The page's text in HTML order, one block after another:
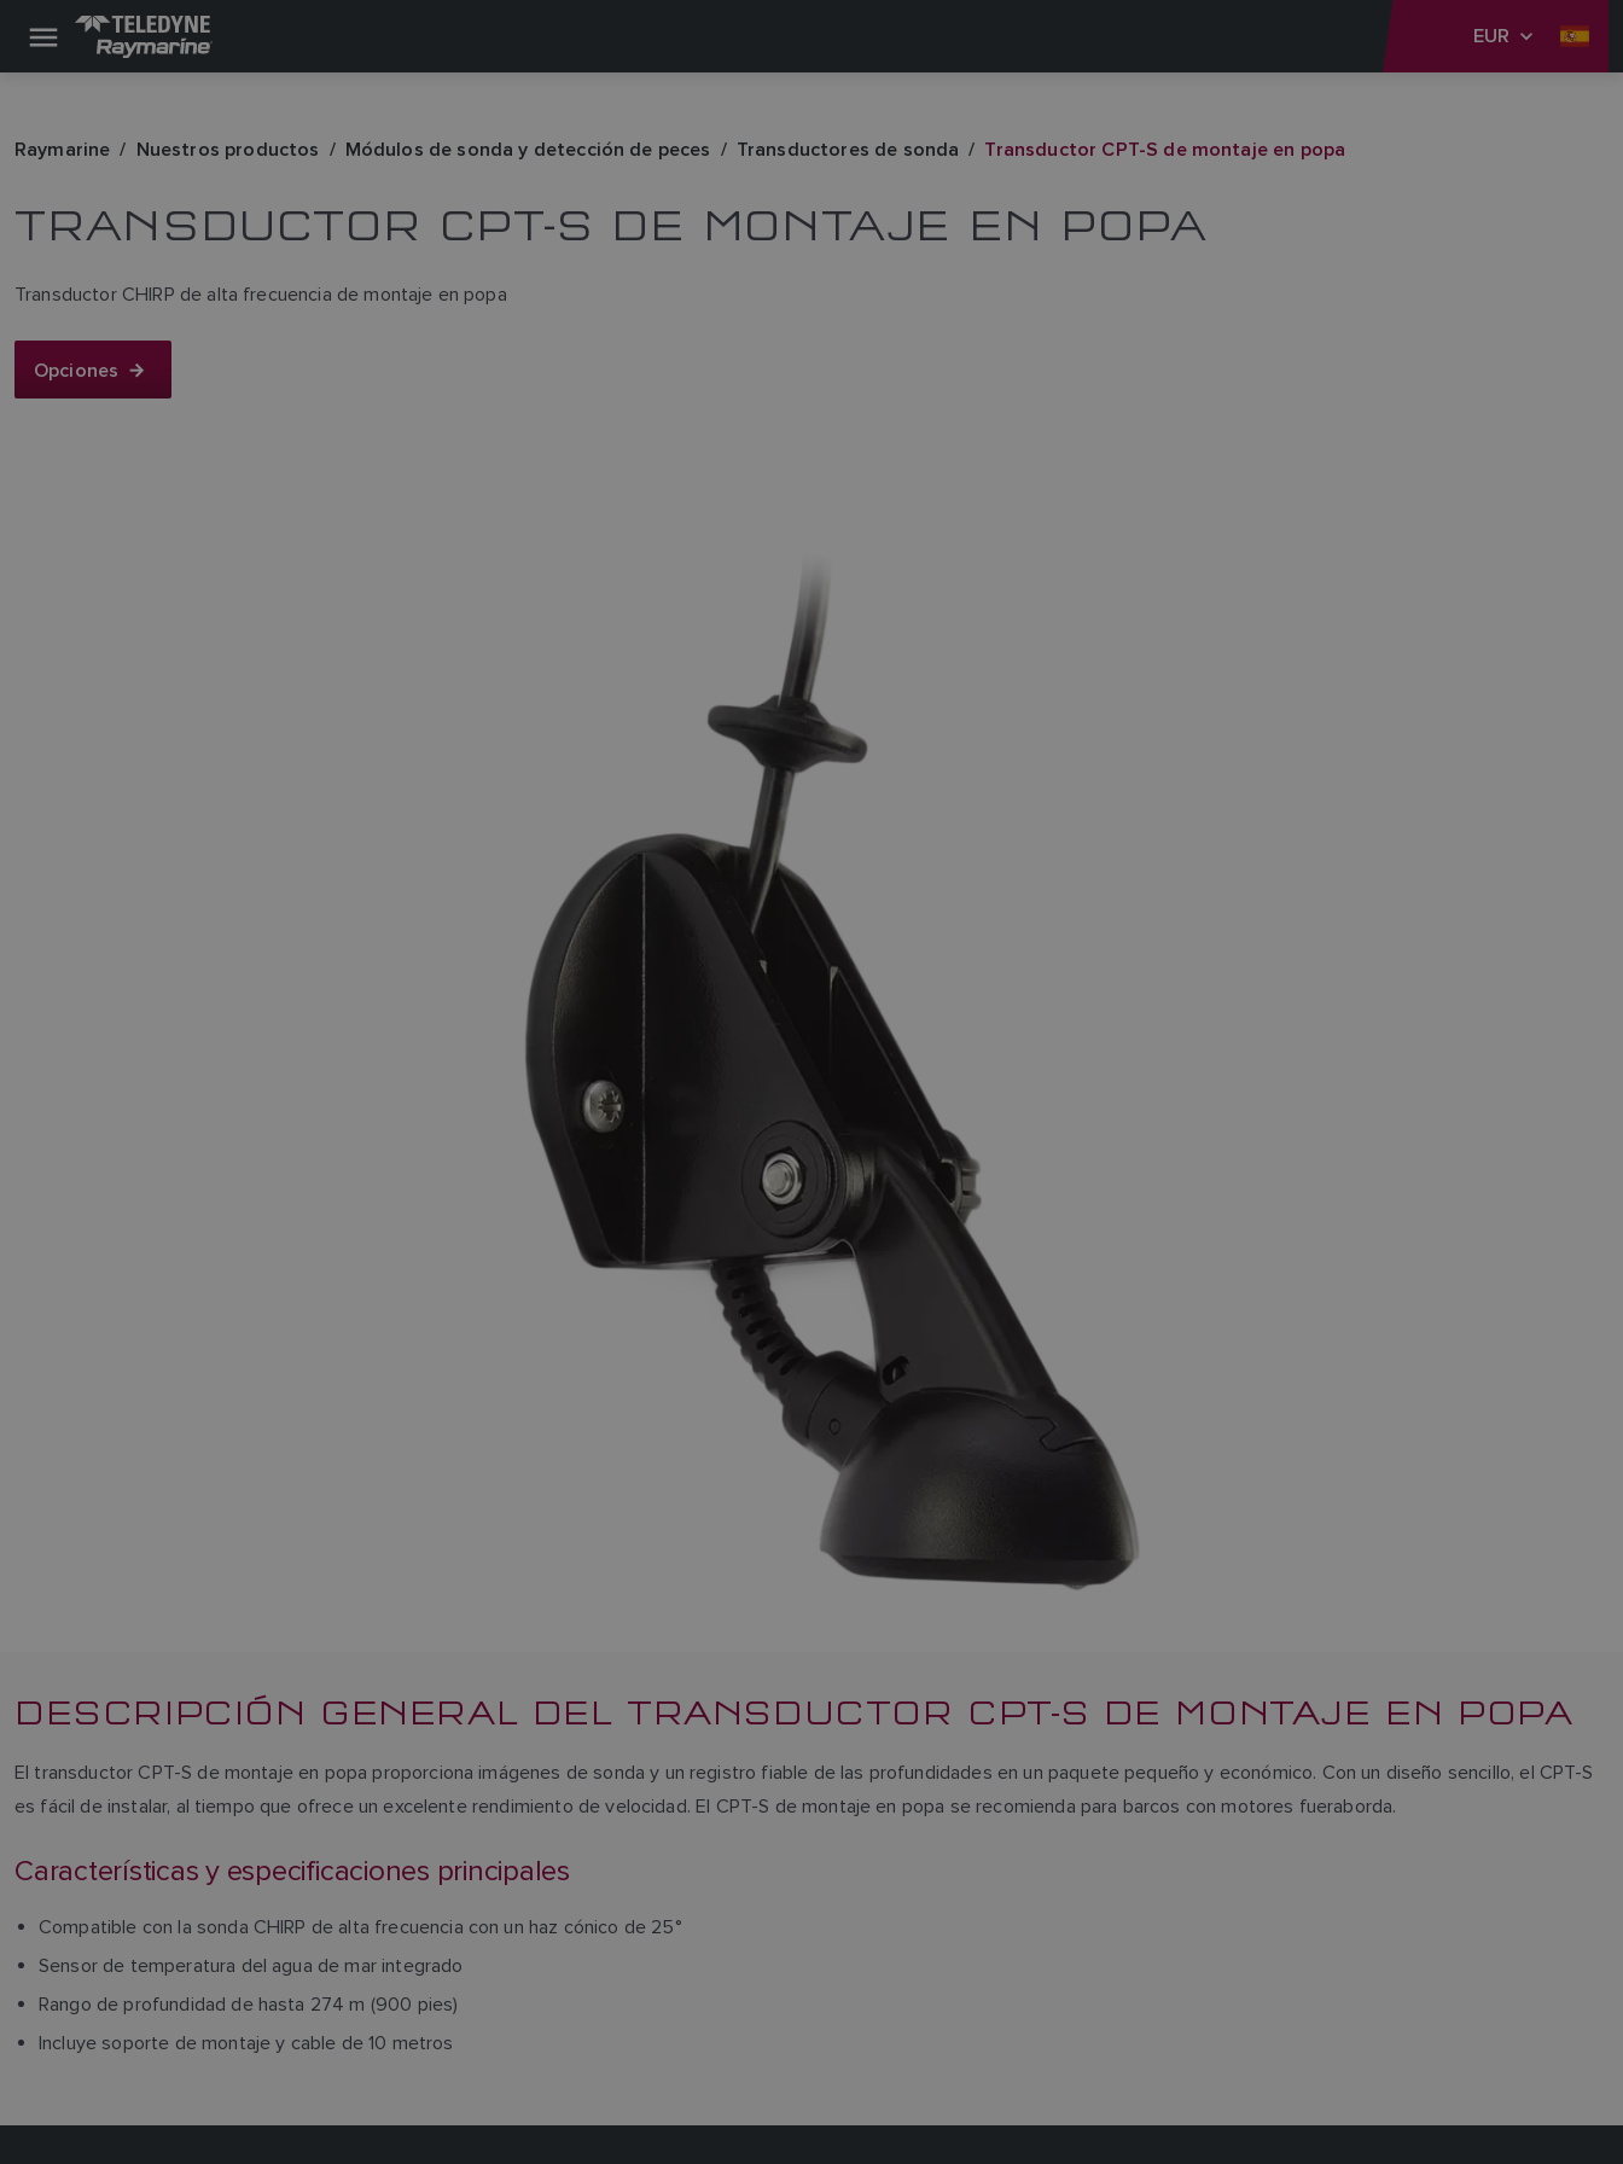
EUR
Raymarine Nuestros productos Módulos de sonda y detección de peces Transductores de sonda Transductor CPT-S de montaje en popa
TRANSDUCTOR CPT-S DE MONTAJE EN POPA
Transductor CHIRP de alta frecuencia de montaje en popa
Opciones
DESCRIPCIÓN GENERAL DEL TRANSDUCTOR CPT-S DE MONTAJE EN POPA
El transductor CPT-S de montaje en popa proporciona imágenes de sonda y un registro fiable de las profundidades en un paquete pequeño y económico. Con un diseño sencillo, el CPT-S
es fácil de instalar, al tiempo que ofrece un excelente rendimiento de velocidad. El CPT-S de montaje en popa se recomienda para barcos con motores fueraborda.
Características y especificaciones principales
Compatible con la sonda CHIRP de alta frecuencia con un haz cónico de 25°
Sensor de temperatura del agua de mar integrado
Rango de profundidad de hasta 274 m (900 pies)
Incluye soporte de montaje y cable de 10 metros